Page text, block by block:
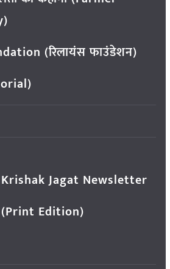
(रिलायंस फाउंडेशन)
Jagat Newsletter
Edition)